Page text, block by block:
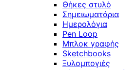
Θήκες στυλό
Σημειωματάρια
Ημερολόγια
Pen Loop
Μπλοκ γραφής
Sketchbooks
Ξυλομπογιές